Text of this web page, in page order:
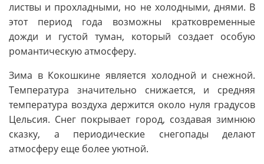
листвы и прохладными, но не холодными, днями. В
этот период года возможны кратковременные
дожди и густой туман, который создает особую
романтическую атмосферу.
Зима в Кокошкине является холодной и снежной.
Температура значительно снижается, и средняя
температура воздуха держится около нуля градусов
Цельсия. Снег покрывает город, создавая зимнюю
сказку, а периодические снегопады делают
атмосферу еще более уютной.